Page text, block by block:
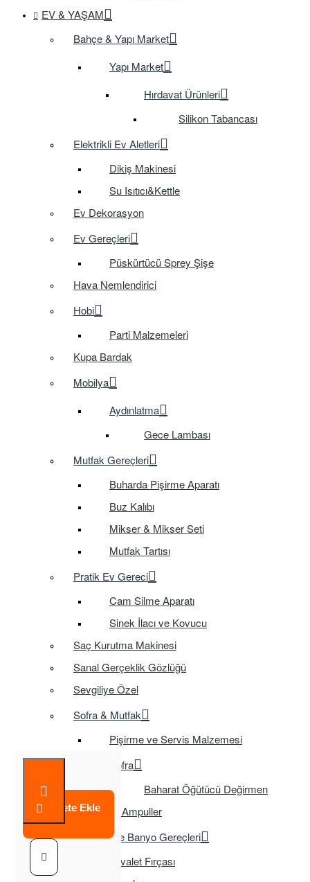
EV & YAŞAM
Bahçe & Yapı Market
Yapı Market
Hırdavat Ürünleri
Silikon Tabancası
Elektrikli Ev Aletleri
Dikiş Makinesi
Su Isıtıcı&Kettle
Ev Dekorasyon
Ev Gereçleri
Püskürtücü Sprey Şişe
Hava Nemlendirici
Hobi
Parti Malzemeleri
Kupa Bardak
Mobilya
Aydınlatma
Gece Lambası
Mutfak Gereçleri
Buharda Pişirme Aparatı
Buz Kalıbı
Mikser & Mikser Seti
Mutfak Tartısı
Pratik Ev Gereci
Cam Silme Aparatı
Sinek İlacı ve Kovucu
Saç Kurutma Makinesi
Sanal Gerçeklik Gözlüğü
Sevgiliye Özel
Sofra & Mutfak
Pişirme ve Servis Malzemesi
Sofra
Baharat Öğütücü Değirmen
Tasarruflu Ampuller
Temizlik ve Banyo Gereçleri
Tuvalet Fırçası
Sepete Ekle